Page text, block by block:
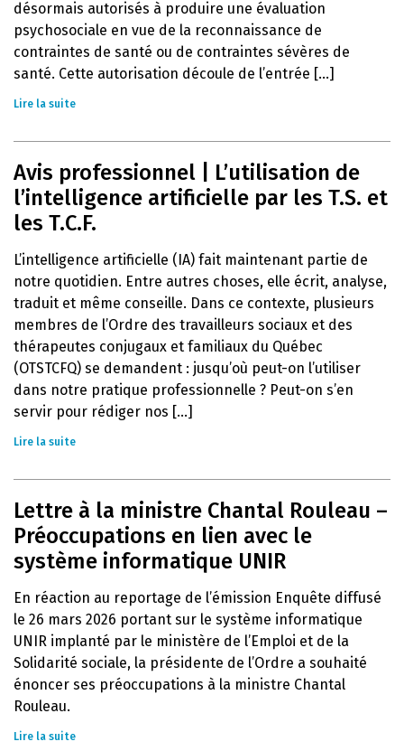
désormais autorisés à produire une évaluation
psychosociale en vue de la reconnaissance de
contraintes de santé ou de contraintes sévères de
santé. Cette autorisation découle de l’entrée [...]
Lire la suite
Avis professionnel | L’utilisation de
l’intelligence artificielle par les T.S. et
les T.C.F.
L’intelligence artificielle (IA) fait maintenant partie de
notre quotidien. Entre autres choses, elle écrit, analyse,
traduit et même conseille. Dans ce contexte, plusieurs
membres de l’Ordre des travailleurs sociaux et des
thérapeutes conjugaux et familiaux du Québec
(OTSTCFQ) se demandent : jusqu’où peut-on l’utiliser
dans notre pratique professionnelle ? Peut-on s’en
servir pour rédiger nos [...]
Lire la suite
Lettre à la ministre Chantal Rouleau –
Préoccupations en lien avec le
système informatique UNIR
En réaction au reportage de l’émission Enquête diffusé
le 26 mars 2026 portant sur le système informatique
UNIR implanté par le ministère de l’Emploi et de la
Solidarité sociale, la présidente de l’Ordre a souhaité
énoncer ses préoccupations à la ministre Chantal
Rouleau.
Lire la suite